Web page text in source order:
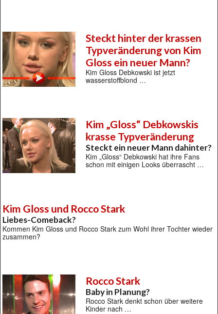
Steckt hinter der krassen
Typveränderung von Kim
Gloss ein neuer Mann?
Kim Gloss Debkowski ist jetzt
wasserstoffblond …
Kim „Gloss“ Debkowskis
krasse Typveränderung
Steckt ein neuer Mann dahinter?
Kim „Gloss“ Debkowski hat ihre Fans
schon mit einigen Looks überrascht …
Kim Gloss und Rocco Stark
Liebes-Comeback?
Kommen Kim Gloss und Rocco Stark zum Wohl ihrer Tochter wieder
zusammen?
Rocco Stark
Baby in Planung?
Rocco Stark denkt schon über weitere
Kinder nach …